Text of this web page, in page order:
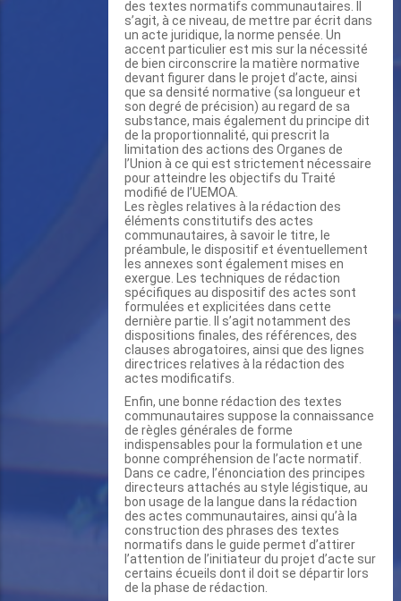
des textes normatifs communautaires. Il
s’agit, à ce niveau, de mettre par écrit dans
un acte juridique, la norme pensée. Un
accent particulier est mis sur la nécessité
de bien circonscrire la matière normative
devant figurer dans le projet d’acte, ainsi
que sa densité normative (sa longueur et
son degré de précision) au regard de sa
substance, mais également du principe dit
de la proportionnalité, qui prescrit la
limitation des actions des Organes de
l’Union à ce qui est strictement nécessaire
pour atteindre les objectifs du Traité
modifié de l’UEMOA.
Les règles relatives à la rédaction des
éléments constitutifs des actes
communautaires, à savoir le titre, le
préambule, le dispositif et éventuellement
les annexes sont également mises en
exergue. Les techniques de rédaction
spécifiques au dispositif des actes sont
formulées et explicitées dans cette
dernière partie. Il s’agit notamment des
dispositions finales, des références, des
clauses abrogatoires, ainsi que des lignes
directrices relatives à la rédaction des
actes modificatifs.
Enfin, une bonne rédaction des textes
communautaires suppose la connaissance
de règles générales de forme
indispensables pour la formulation et une
bonne compréhension de l’acte normatif.
Dans ce cadre, l’énonciation des principes
directeurs attachés au style légistique, au
bon usage de la langue dans la rédaction
des actes communautaires, ainsi qu’à la
construction des phrases des textes
normatifs dans le guide permet d’attirer
l’attention de l’initiateur du projet d’acte sur
certains écueils dont il doit se départir lors
de la phase de rédaction.